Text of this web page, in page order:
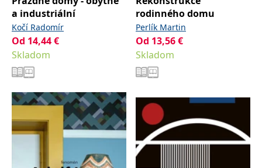
a industriální
Kočí Radomír
Od 14,44€
Skladom
rodinného domu
Perlík Martin
Od 13,56€
Skladom